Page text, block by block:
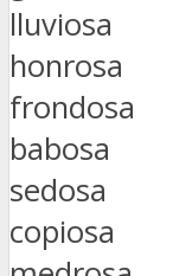
lluviosa
honrosa
frondosa
babosa
sedosa
copiosa